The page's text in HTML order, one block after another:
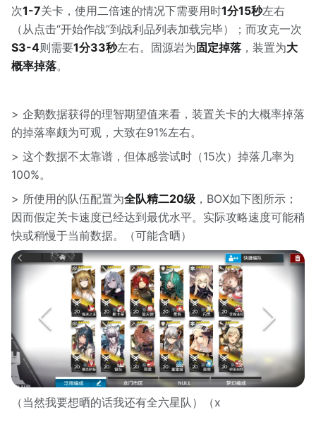
次1-7关卡，使用二倍速的情况下需要用时1分15秒左右
（从点击“开始作战”到战利品列表加载完毕）；而攻克一次
S3-4则需要1分33秒左右。固源岩为 固定掉落 ，装置为大
概率掉落。
> 企鹅数据获得的理智期望值来看，装置关卡的大概率掉落
的掉落率颇为可观，大致在91%左右。
> 这个数据不太靠谱，但体感尝试时（15次）掉落几率为
100%。
> 所使用的队伍配置为全队精二20级 ，BOX如下图所示；
因而假定关卡速度已经达到最优水平。实际攻略速度可能稍
快或稍慢于当前数据。（可能含晒）
（当然我要想晒的话我还有全六星队）（x